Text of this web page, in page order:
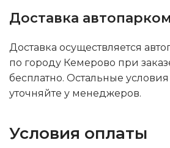
Доставка
Доставка осуществляется
по городу Кемерово при
бесплатно. Остальные
уточняйте у менеджеров.
Условия оплаты